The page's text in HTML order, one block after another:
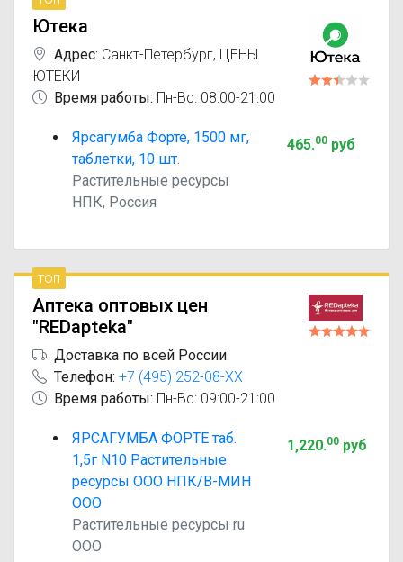
Ютека
Адрес: Санкт-Петербург, ЦЕНЫ
ЮТЕКИ
Время работы: Пн-Вс: 08:00-21:00
Ярсагумба Форте, 1500 мг,
таблетки, 10 шт.
Растительные ресурсы
НПК, Россия
465.00руб
топ
Аптека оптовых цен
"REDapteka"
Доставка по всей России
Телефон: +7 (495) 252-08-XX
Время работы: Пн-Вс: 09:00-21:00
ЯРСАГУМБА ФОРТЕ таб.
1,5г N10 Растительные
ресурсы ООО НПК/В-МИН
ООО
Растительные ресурсы ru
ООО
1,220.00руб